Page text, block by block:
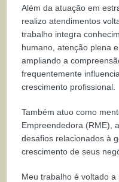
Além da atuação em
realizo atendimentos
trabalho integra
humano, atenção plena
ampliando a
frequentemente
crescimento profissional.
Também atuo como
Empreendedora (RME),
desafios relacionados à
crescimento de seus
Meu trabalho é voltado